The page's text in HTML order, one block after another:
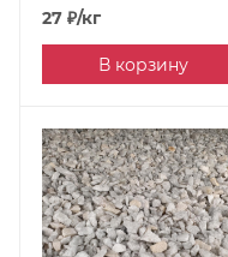
27 ₽/кг
В корзину